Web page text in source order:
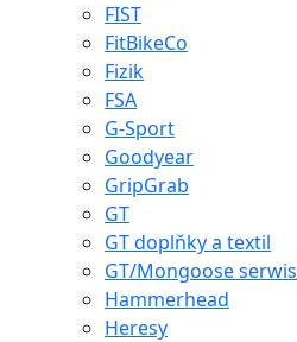
FIST
FitBikeCo
Fizik
FSA
G-Sport
Goodyear
GripGrab
GT
GT doplňky a textil
GT/Mongoose serwis
Hammerhead
Heresy